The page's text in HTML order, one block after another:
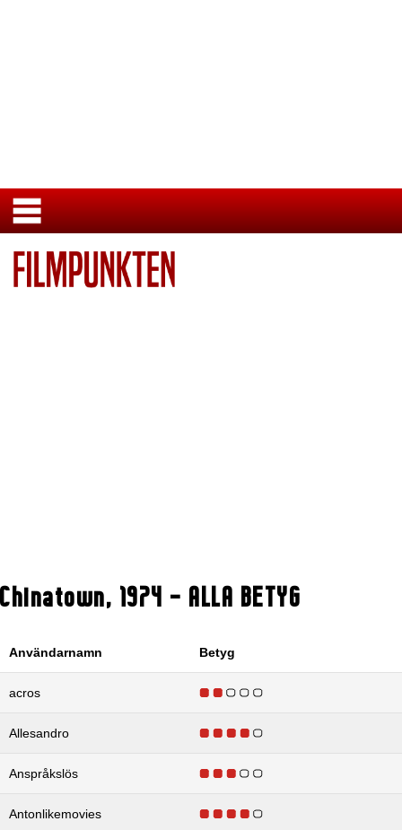
Chinatown, 1974 - ALLA BETYG
Användarnamn Betyg
acros
Allesandro
Anspråkslös
Antonlikemovies